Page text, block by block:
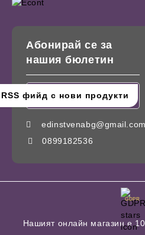
Абонирай се за
нашия бюлетин
edinstvenabg@gmail.com
0899182536
GDPR
Нашият онлайн магазин е